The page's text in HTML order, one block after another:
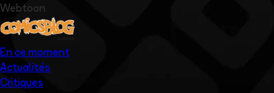
Webtoon
En ce moment
Actualités
Critiques